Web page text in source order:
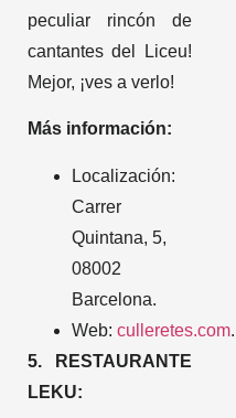
peculiar rincón de
cantantes del Liceu!
Mejor, ¡ves a verlo!
Más información:
Localización:
Carrer
Quintana, 5,
08002
Barcelona.
Web: culleretes.com.
5. RESTAURANTE
LEKU: